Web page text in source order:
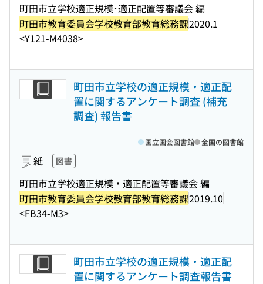
町田市立学校適正規模･適正配置等審議会 編
町田市教育委員会学校教育部教育総務課2020.1
<Y121-M4038>
町田市立学校の適正規模・適正配
置に関するアンケート調査 (補充
調査) 報告書
紙 図書
町田市立学校適正規模・適正配置等審議会 編
町田市教育委員会学校教育部教育総務課2019.10
<FB34-M3>
国立国会図書館 全国の図書館
町田市立学校の適正規模・適正配
置に関するアンケート調査報告書